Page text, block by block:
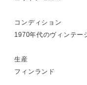
コンディション
1970年代のヴィンテー
生産
フィンランド